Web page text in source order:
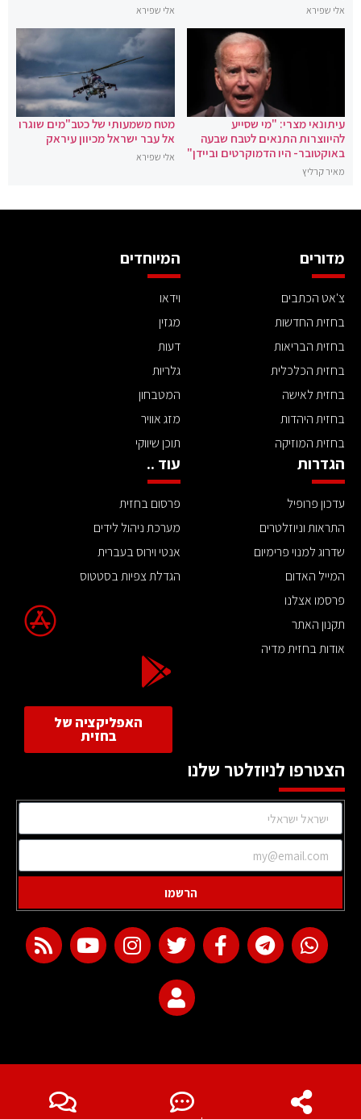
אלי שפירא אלי שפירא
עיתונאי מצרי: "מי שסייע
להיווצרות התנאים לטבח שבעה
באוקטובר- היו הדמוקרטים וביידן"
מאיר קרליץ
מטח משמעותי של כטב"מים שוגרו
אל עבר ישראל מכיוון עיראק
אלי שפירא
מדורים
צ'אט הכתבים
בחזית החדשות
בחזית הבריאות
בחזית הכלכלית
בחזית לאישה
בחזית היהדות
בחזית המוזיקה
המיוחדים
וידאו
מגזין
דעות
גלריות
המטבחון
מזג אוויר
תוכן שיווקי
הגדרות
עדכון פרופיל
התראות וניוזלטרים
שדרוג למנוי פרימיום
המייל האדום
פרסמו אצלנו
תקנון האתר
אודות בחזית מדיה
עוד ..
פרסום בחזית
מערכת ניהול לידים
אנטי וירוס בעברית
הגדלת צפיות בסטטוס
האפליקציה של
בחזית
הצטרפו לניוזלטר שלנו
הרשמו
web development